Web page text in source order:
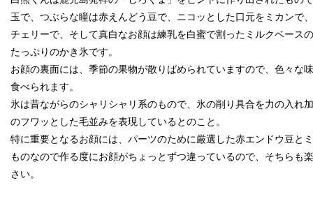
玉で、つぶらな瞳は赤えんどう豆で、ニコッとした口元をミカンで
チェリーで、そして真白なお顔は練乳を白蜜で割ったミルクベース
たっぷりのかき氷です。
お顔の裏面には、季節の果物が散りばめられていますので、色々な
食べられます。
氷は昔ながらのシャリシャリ系のもので、氷の削り具合を力の入れ
のフワッとした毛並みを表現しているとのこと。
特に重要となるお顔には、パーツのために厳選した赤エンドウ豆と
ものなので作る度にお顔がちょっとずつ違っているので、そちらも
さい。